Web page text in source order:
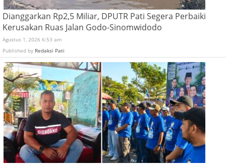
Dianggarkan Rp2,5 Miliar, DPUTR Pati Segera Perbaiki
Kerusakan Ruas Jalan Godo-Sinomwidodo
Agustus 1, 2026 6:53 am
Published by Redaksi Pati